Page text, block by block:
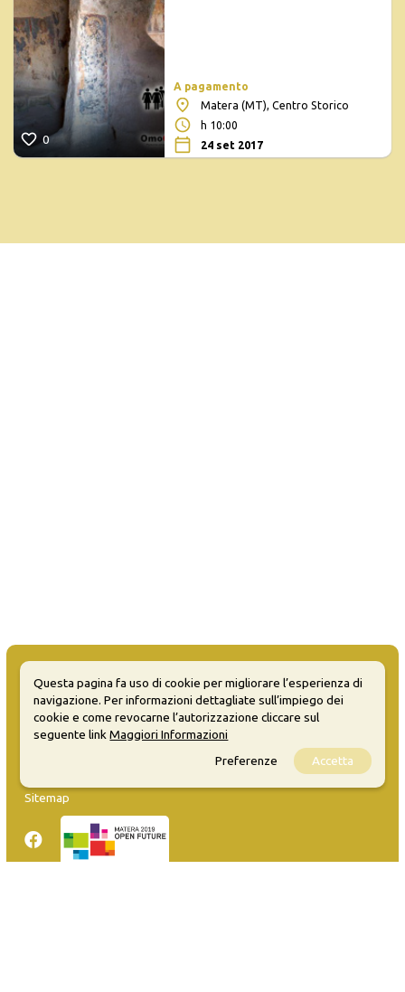
0
A pagamento
Matera (MT), Centro Storico
h 10:00
24 set 2017
MATERA WELCOME EVENTS
Sitemap
Questa pagina fa uso di cookie per migliorare l’esperienza di
navigazione. Per informazioni dettagliate sull’impiego dei
cookie e come revocarne l’autorizzazione cliccare sul
seguente linkMaggiori Informazioni
Preferenze
Accetta